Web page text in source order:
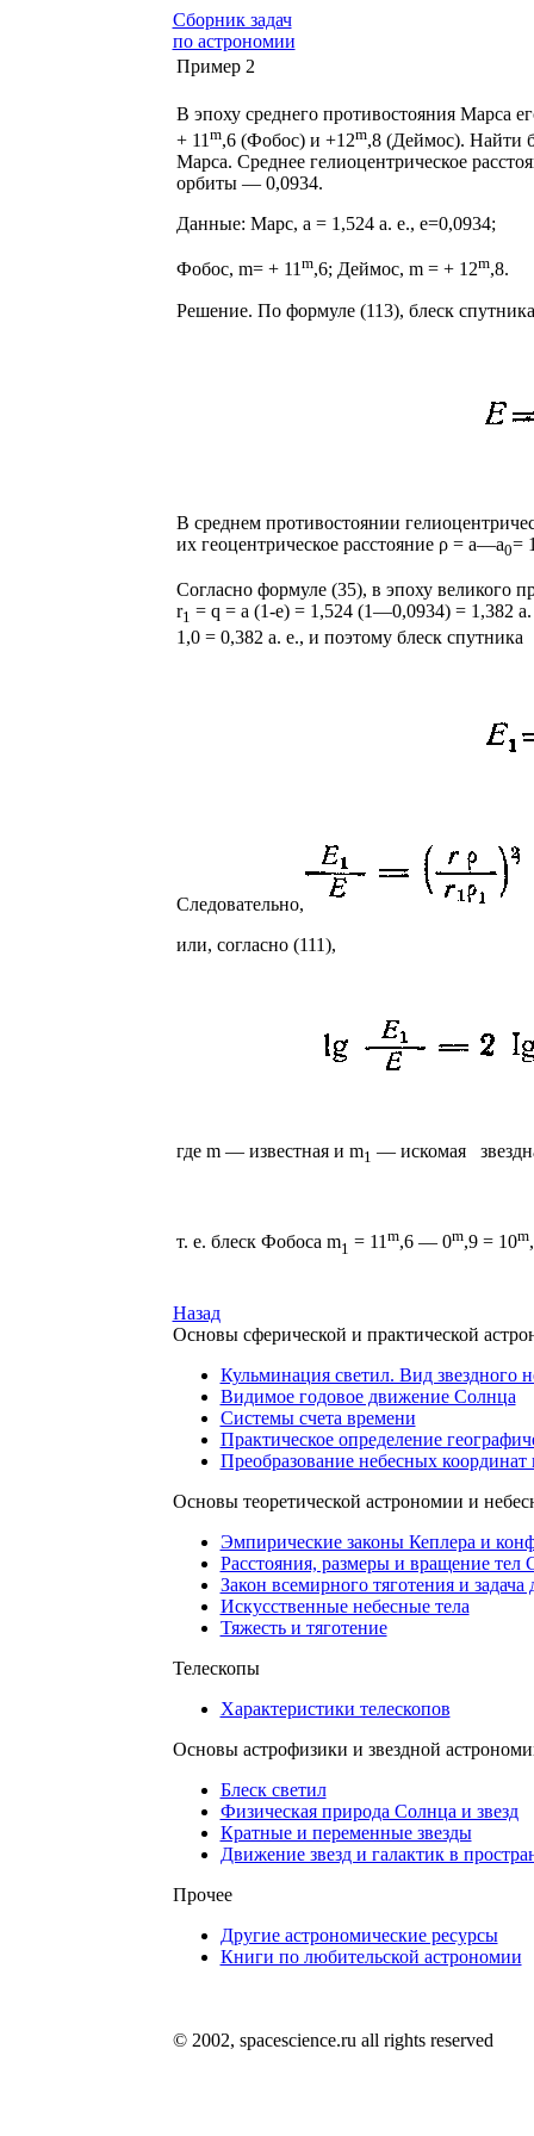
Сборник задач
по астрономии
Пример 2
В эпоху среднего противостояния Марса
+ 11 m,6 (Фобос) и +12m,8 (Деймос). Найти
Марса. Среднее гелио­центрическое
орбиты — 0,0934.
Данные: Марс, а = 1,524 а. е., е=0,0934;
Фобос, m= + 11m,6; Деймос, m = + 12m,8.
Решение. По формуле (113), блеск спутника
В среднем противостоянии
их геоцентрическое расстояние ρ = а—а0=
Согласно формуле (35), в эпоху великого
r1 = q = a (1-е) = 1,524 (1—0,0934) = 1,382 а.
1,0 = 0,382 а. е., и поэтому блеск спутника
Следовательно,
или, согласно (111),
где m — известная и m1 — искомая
т. е. блеск Фобоса m1 = 11m,6 — 0m,9 = 10m
Назад
Основы сферической и практической
Кульминация светил. Вид звездного
Видимое годовое движение Солнца
Системы счета времени
Практическое определение
Преобразование небесных координат
Основы теоретической астрономии и
Эмпирические законы Кеплера и
Расстояния, размеры и вращение тел
Закон всемирного тяготения и задача
Искусственные небесные тела
Тяжесть и тяготение
Телескопы
Характеристики телескопов
Основы астрофизики и звездной
Блеск светил
Физическая природа Солнца и звезд
Кратные и переменные звезды
Движение звезд и галактик в
Прочее
Другие астрономические ресурсы
Книги по любительской астрономии
© 2002, spacescience.ru all rights reserved